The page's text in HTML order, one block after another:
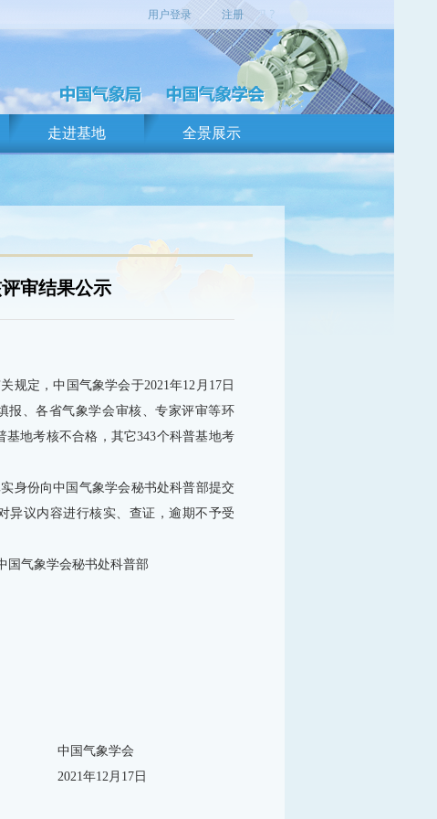
用户登录 注册
走进基地 全景展示
审结果公示
规定，中国气象学会于2021年12月17日
报、各省气象学会审核、专家评审等环
基地考核不合格，其它343个科普基地考
身份向中国气象学会秘书处科普部提交
异议内容进行核实、查证，逾期不予受
国气象学会秘书处科普部
会
日